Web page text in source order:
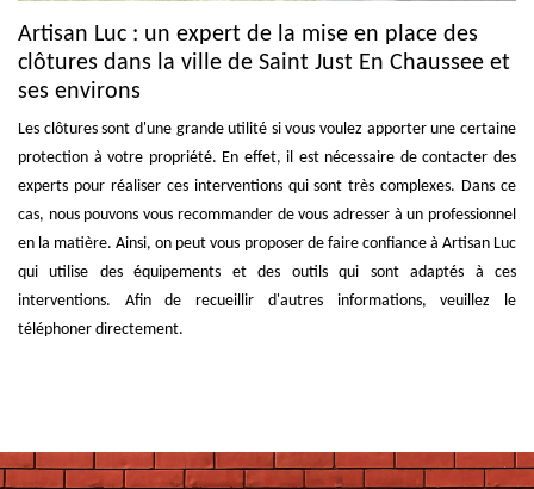
Artisan Luc : un expert de la mise en place des
clôtures dans la ville de Saint Just En Chaussee et
ses environs
Les clôtures sont d'une grande utilité si vous voulez apporter une certaine
protection à votre propriété. En effet, il est nécessaire de contacter des
experts pour réaliser ces interventions qui sont très complexes. Dans ce
cas, nous pouvons vous recommander de vous adresser à un professionnel
en la matière. Ainsi, on peut vous proposer de faire confiance à Artisan Luc
qui utilise des équipements et des outils qui sont adaptés à ces
interventions. Afin de recueillir d'autres informations, veuillez le
téléphoner directement.